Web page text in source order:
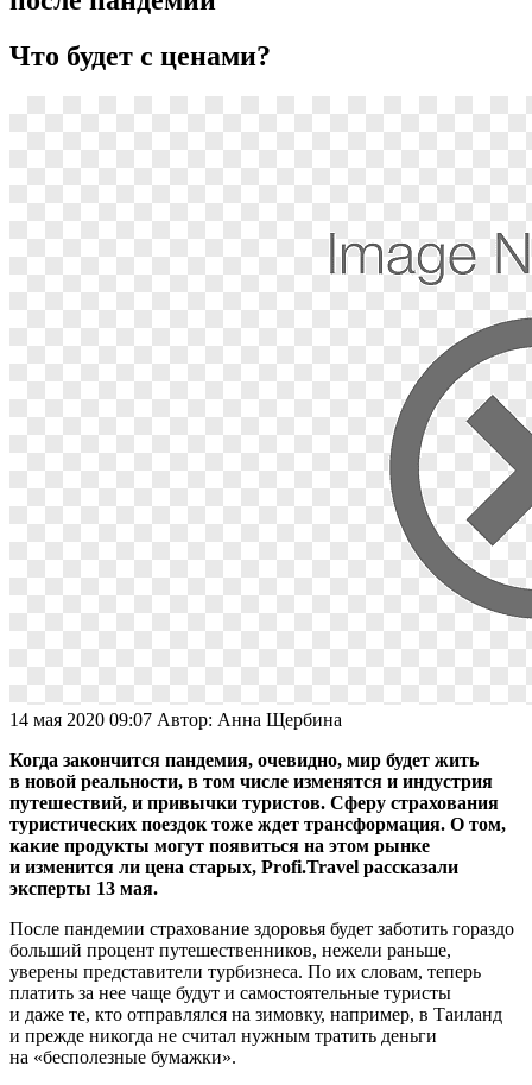
Что будет с ценами?
14 мая 2020 09:07 Автор: Анна Щербина
Когда закончится пандемия, очевидно, мир будет жить
в новой реальности, в том числе изменятся и индустрия
путешествий, и привычки туристов. Сферу страхования
туристических поездок тоже ждет трансформация. О том,
какие продукты могут появиться на этом рынке
и изменится ли цена старых, Profi.Travel рассказали
эксперты 13 мая.
После пандемии страхование здоровья будет заботить гораздо
больший процент путешественников, нежели раньше,
уверены представители турбизнеса. По их словам, теперь
платить за нее чаще будут и самостоятельные туристы
и даже те, кто отправлялся на зимовку, например, в Таиланд
и прежде никогда не считал нужным тратить деньги
на «бесполезные бумажки».